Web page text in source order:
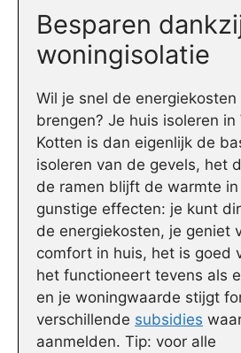
Besparen
woningisolatie
Wil je snel de energiekosten
brengen? Je huis isoleren
Kotten is dan eigenlijk de
isoleren van de gevels, het
de ramen blijft de warmte
gunstige effecten: je kunt
de energiekosten, je geniet
comfort in huis, het is goed
het functioneert tevens als
en je woningwaarde stijgt
verschillende subsidies
aanmelden. Tip: voor alle